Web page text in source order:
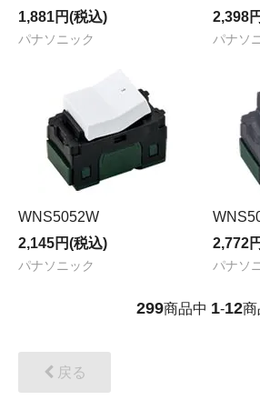
1,881円(税込)
パナソニック
2,398
パナソ
WNS5052W
2,145円(税込)
パナソニック
2,772
パナソ
299商品中 1-12商
戻る